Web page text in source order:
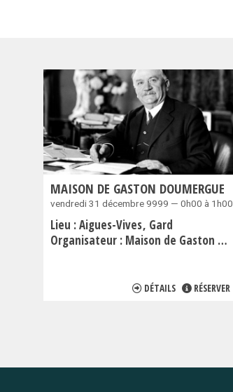
MAISON DE GASTON DOUMERGUE
vendredi 31 décembre 9999 — 0h00 à 1h00
Lieu :Aigues-Vives Gard
Organisateur : Maison de Gaston Doumergue
DÉTAILS RÉSERVER